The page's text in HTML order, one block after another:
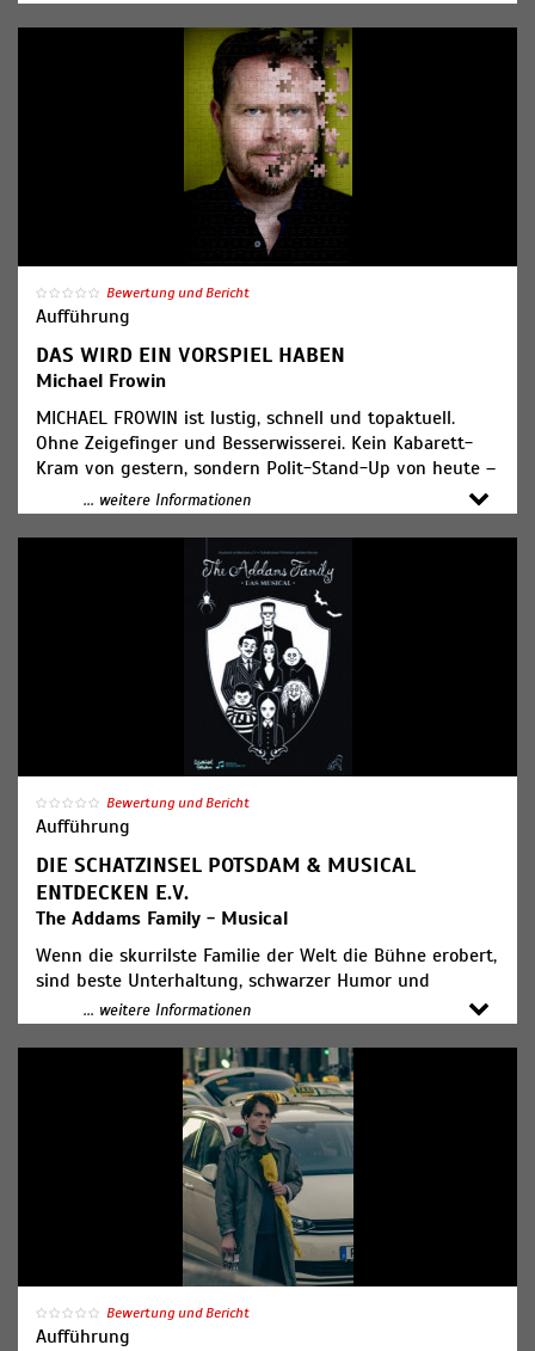
Sven Reese & Ben Turecek sowie den Musikern:
Hartmut Schwarze (Klavier) & Erik Heimansberg
(Schlagzeug und Saxophon).
Ticketpreis: ab 29,00€
Bewertung und Bericht
Aufführung
DAS WIRD EIN VORSPIEL HABEN
Michael Frowin
MICHAEL FROWIN ist lustig, schnell und topaktuell.
Ohne Zeigefinger und Besserwisserei. Kein Kabarett-
Kram von gestern, sondern Polit-Stand-Up von heute –
frisch, clever und vor allem richtig witzig. Bei Frowin
steckt das Große im Kleinen – er findet den Witz in der
Wut und den Spaß im Alltag, der manchmal eh so
absurd ist, dass man denkt: Das kann nur Comedy sein.
Ticketpreis: ab 29,00 €
... weitere Informationen
Bewertung und Bericht
Aufführung
DIE SCHATZINSEL POTSDAM & MUSICAL
ENTDECKEN E.V.
The Addams Family - Musical
Wenn die skurrilste Familie der Welt die Bühne erobert,
sind beste Unterhaltung, schwarzer Humor und
mitreißende Musik garantiert: Willkommen bei The
Addams Family! Die "SCHATZINSEL COMPANY", die
jungen Erwachsenen der Musical-Akademie, singen,
tanzen und spielen die turbulente Geschichte voller
überraschender Wendungen, liebenswerter Exzentrik
und unvergesslicher Charaktere.
Donnerstag, 17. September, 19:00 Uhr
Freitag, 18. September, 19.00 Uhr
Samstag, 19. September., 19.00 Uhr
Sonntag, 20. September, um 16.00 Uhr
Tickets: 26,00 €, ermäßigt 18,00€
... weitere Informationen
Bewertung und Bericht
Aufführung